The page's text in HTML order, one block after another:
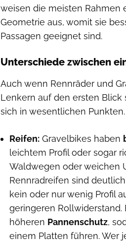
weisen die meisten Rahmen
Geometrie aus, womit sie
Passagen geeignet sind.
Unterschiede zwischen
Auch wenn Rennräder und
Lenkern auf den ersten Blick
sich in wesentlichen Punkten.
Reifen: Gravelbikes haben
leichtem Profil oder sogar
Waldwegen oder weichen
Rennradreifen sind
kein oder nur wenig Profil
geringeren Rollwiderstand.
höheren Pannenschutz,
einem Platten führen. Wer